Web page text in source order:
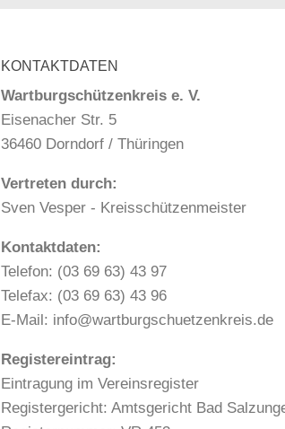
KONTAKTDATEN
Wartburgschützenkreis e. V.
Eisenacher Str. 5
36460 Dorndorf / Thüringen
Vertreten durch:
Sven Vesper - Kreisschützenmeister
Kontaktdaten:
Telefon: (03 69 63) 43 97
Telefax: (03 69 63) 43 96
E-Mail: info@wartburgschuetzenkreis.de
Registereintrag:
Eintragung im Vereinsregister
Registergericht: Amtsgericht Bad